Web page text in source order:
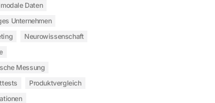
Daten
Unternehmen
Neurowissenschaft
Messung
Produktvergleich